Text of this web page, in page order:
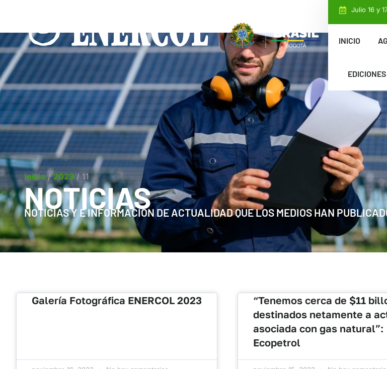
Julio 16 y
INICIO
EDICIONES
Inicio / 2023 / 11
NOTICIAS
NOTICIAS Y E INFORMACIÓN DE ACTUALIDAD QUE LOS MEDIOS HAN
Galería Fotográfica ENERCOL 2023
“Tenemos cerca de $11
destinados netamente a
asociada con gas natural”:
Ecopetrol